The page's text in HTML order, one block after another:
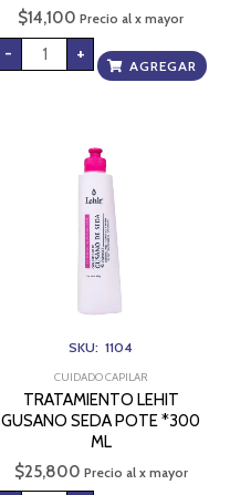
$14,100 Precio al x mayor
- +
AGREGAR
SKU: 1104
CUIDADO CAPILAR
TRATAMIENTO LEHIT
GUSANO SEDA POTE *300
ML
$25,800 Precio al x mayor